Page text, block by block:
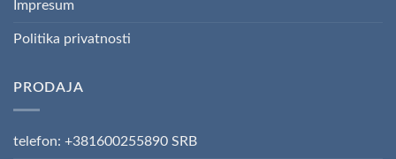
Impresum
Politika privatnosti
PRODAJA
telefon: +381600255890 SRB